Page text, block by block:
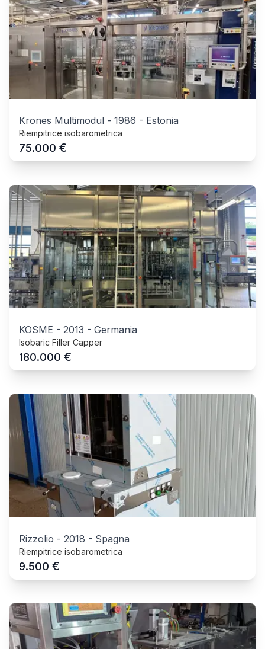
Krones Multimodul - 1986 - Estonia
Riempitrice isobarometrica
75.000 €
KOSME - 2013 - Germania
Isobaric Filler Capper
180.000 €
Rizzolio - 2018 - Spagna
Riempitrice isobarometrica
9.500 €